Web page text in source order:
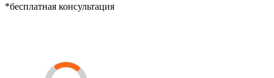
*бесплатная консультация